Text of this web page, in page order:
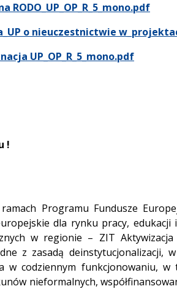
o nieuczestnictwie
UP_OP_R_5_mono.pdf
!
Programu Fundusze
dla rynku pracy, edukacji i
w regionie – ZIT
z zasadą deinstytucjonalizacji,
w codziennym funkcjonowaniu,
nieformalnych,